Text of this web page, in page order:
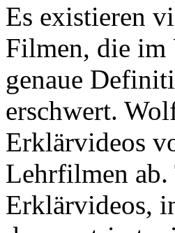
Es existieren
Filmen, die im
genaue
erschwert.
Erklärvideos
Lehrfilmen ab.
Erklärvideos,